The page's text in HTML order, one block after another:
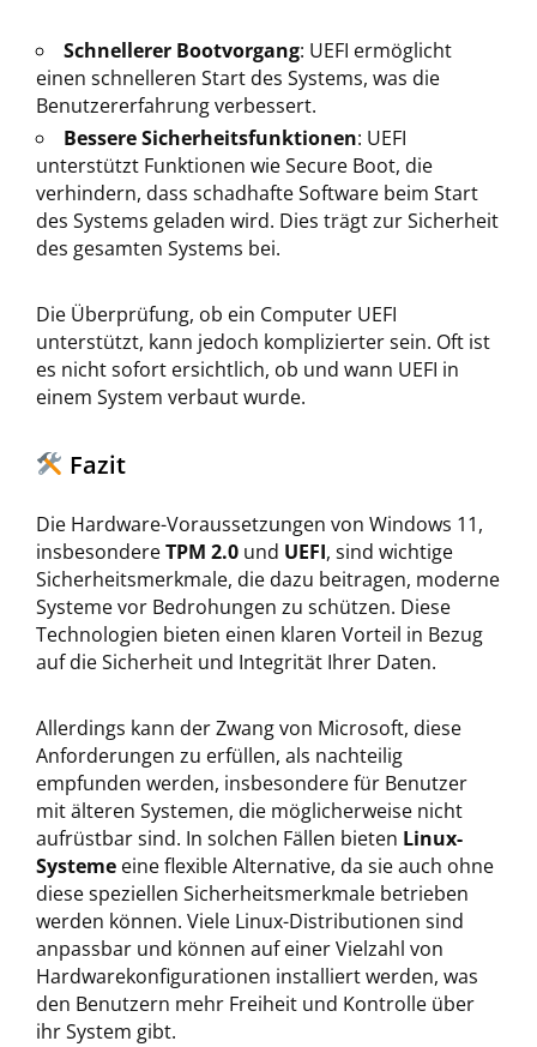
Schnellerer Bootvorgang: UEFI ermöglicht
einen schnelleren Start des Systems, was die
Benutzererfahrung verbessert.
Bessere Sicherheitsfunktionen: UEFI
unterstützt Funktionen wie Secure Boot, die
verhindern, dass schadhafte Software beim Start
des Systems geladen wird. Dies trägt zur Sicherheit
des gesamten Systems bei.
Die Überprüfung, ob ein Computer UEFI
unterstützt, kann jedoch komplizierter sein. Oft ist
es nicht sofort ersichtlich, ob und wann UEFI in
einem System verbaut wurde.
Fazit
Die Hardware-Voraussetzungen von Windows 11,
insbesondereTPM 2.0 und UEFI, sind wichtige
Sicherheitsmerkmale, die dazu beitragen, moderne
Systeme vor Bedrohungen zu schützen. Diese
Technologien bieten einen klaren Vorteil in Bezug
auf die Sicherheit und Integrität Ihrer Daten.
Allerdings kann der Zwang von Microsoft, diese
Anforderungen zu erfüllen, als nachteilig
empfunden werden, insbesondere für Benutzer
mit älteren Systemen, die möglicherweise nicht
aufrüstbar sind. In solchen Fällen bieten Linux-
Systeme eine flexible Alternative, da sie auch ohne
diese speziellen Sicherheitsmerkmale betrieben
werden können. Viele Linux-Distributionen sind
anpassbar und können auf einer Vielzahl von
Hardwarekonfigurationen installiert werden, was
den Benutzern mehr Freiheit und Kontrolle über
ihr System gibt.